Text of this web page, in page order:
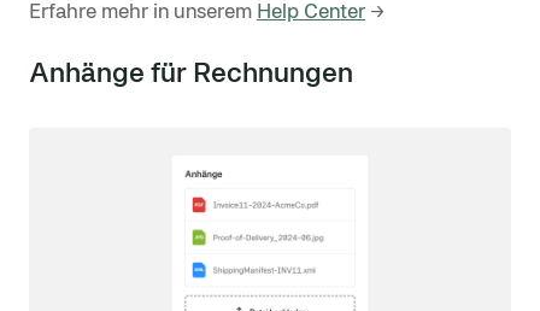
Erfahre mehr in unserem Help Center →
Anhänge für Rechnungen